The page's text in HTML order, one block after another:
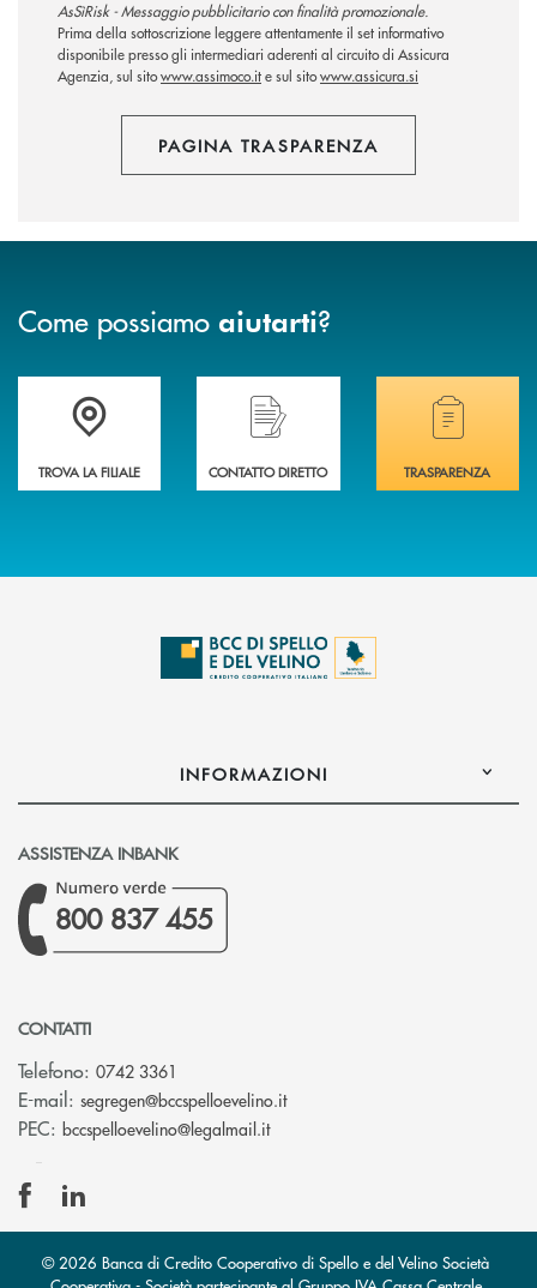
AsSìRisk - Messaggio pubblicitario con finalità promozionale.
Prima della sottoscrizione leggere attentamente il set informativo
disponibile presso gli intermediari aderenti al circuito di Assicura
Agenzia, sul sitowww.assimoco.ite sul sitowww.assicura.si
PAGINA TRASPARENZA
Come possiamo aiutarti?
Accedi all' elenco completo delle filiali della BCC di Spello e del Velino
TROVA LA FILIALE
Hai bisogno di assistenza immediata?
CONTATTO DIRETTO
Hai bisogno di
TRASPARENZA
INFORMAZIONI
ASSISTENZA INBANK
800 837 455
CONTATTI
Telefono: 0742 3361
E-mail: segregen@bccspelloevelino.it(si apre l’app di posta
PEC: bccspelloevelino@legalmail.it(si apre l’app di posta
© 2026 Banca di Credito Cooperativo di Spello e del Velino Società